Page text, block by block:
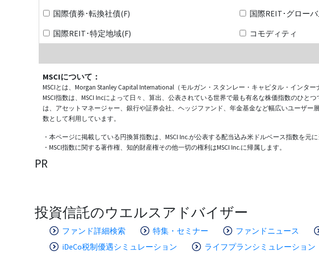
国際債券･転換社債(F)
国際REIT･グロー
国際REIT･特定地域(F)
コモディティ
MSCIについて：
MSCIとは、Morgan Stanley Capital International（モルガン・スタンレー・キャピタル・インター
MSCI指数は、MSCI Incによって日々、算出、公表されている世界で最も有名な株価指数のひ
は、アセットマネージャー、銀行や証券会社、ヘッジファンド、年金基金など幅広いユーザ
数として利用しています。
・本ページに掲載している円換算指数は、MSCI Inc.が公表する配当込み米ドルベース指数を元
・MSCI指数に関する著作権、知的財産権その他一切の権利はMSCI Inc.に帰属します。
PR
投資信託のウエルスアドバイザー
ファンド詳細検索 特集・セミナー ファンドニュース
iDeCo税制優遇シミュレーション
ライフプランシミュレーション